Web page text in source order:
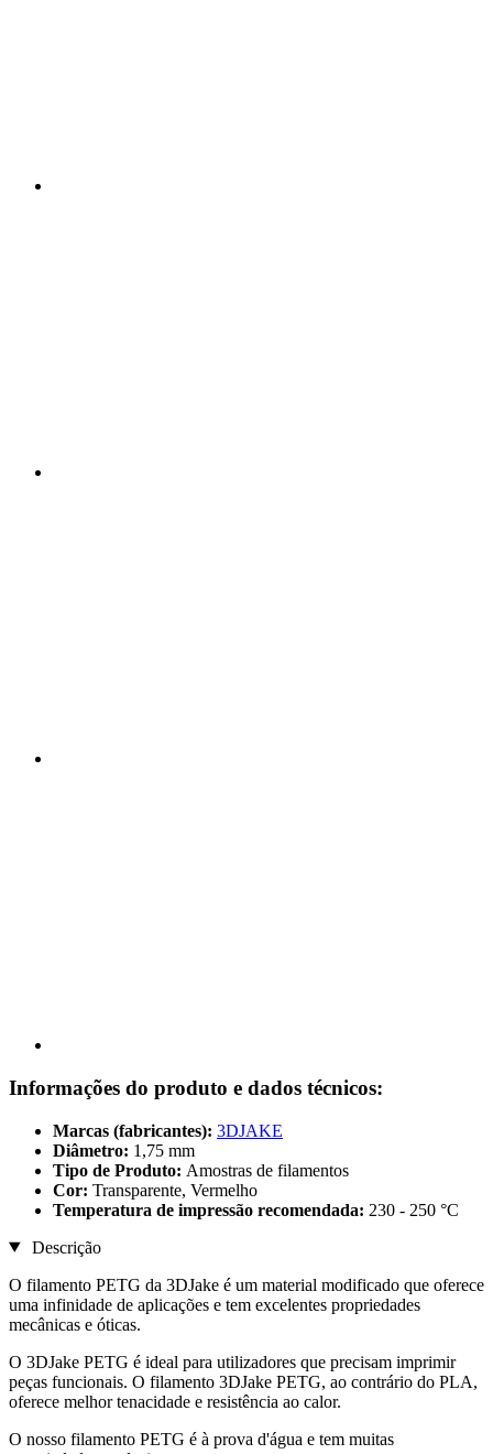
Informações do produto e dados técnicos:
Marcas (fabricantes): 3DJAKE
Diâmetro: 1,75 mm
Tipo de Produto: Amostras de filamentos
Cor: Transparente, Vermelho
Temperatura de impressão recomendada: 230 - 250 °C
Descrição
O filamento PETG da 3DJake é um material modificado que oferece
uma infinidade de aplicações e tem excelentes propriedades
mecânicas e óticas.
O 3DJake PETG é ideal para utilizadores que precisam imprimir
peças funcionais. O filamento 3DJake PETG, ao contrário do PLA,
oferece melhor tenacidade e resistência ao calor.
O nosso filamento PETG é à prova d'água e tem muitas